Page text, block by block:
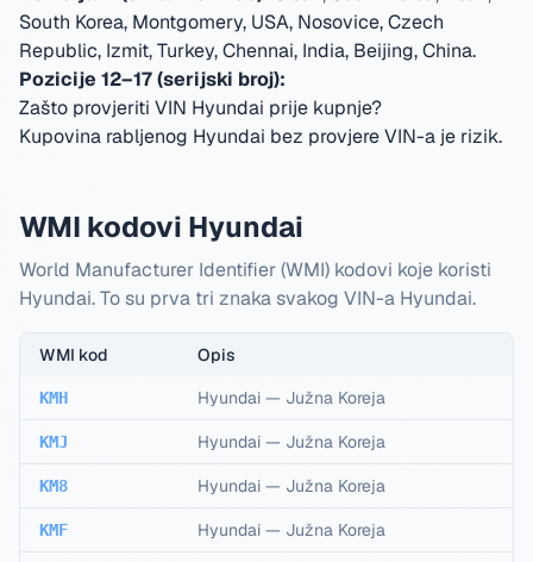
South Korea, Montgomery, USA, Nosovice, Czech
Republic, Izmit, Turkey, Chennai, India, Beijing, China.
Pozicije 12–17 (serijski broj):
Zašto provjeriti VIN Hyundai prije kupnje?
Kupovina rabljenog Hyundai bez provjere VIN-a je rizik.
WMI kodovi Hyundai
World Manufacturer Identifier (WMI) kodovi koje koristi
Hyundai. To su prva tri znaka svakog VIN-a Hyundai.
WMI kod Opis
KMH Hyundai — Južna Koreja
KMJ Hyundai — Južna Koreja
KM8 Hyundai — Južna Koreja
KMF Hyundai — Južna Koreja